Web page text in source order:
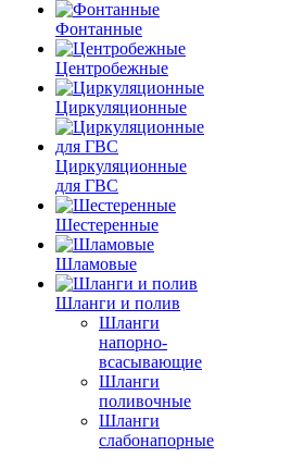
Фонтанные
Центробежные
Циркуляционные
Циркуляционные
для ГВС
Шестеренные
Шламовые
Шланги и полив
Шланги
напорно-
всасывающие
Шланги
поливочные
Шланги
слабонапорные